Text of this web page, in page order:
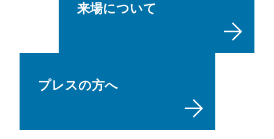
来場について
プレスの方へ